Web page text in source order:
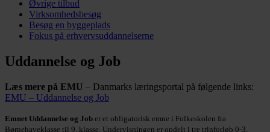
Øvrige tilbud
Virksomhedsbesøg
Besøg en byggeplads
Fokus på erhvervsuddannelserne
Uddannelse og Job
Læs mere på EMU – Danmarks læringsportal på følgende links:
EMU – Uddannelse og Job
Emnet Uddannelse og Job er et obligatorisk emne i Folkeskolen fra
Børnehaveklasse til 9. klasse. Undervisningen er opdelt i tre trinforløb 0-3.